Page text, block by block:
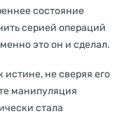
состояние
серией операций
это он и сделал.
не сверяя его
манипуляция
стала